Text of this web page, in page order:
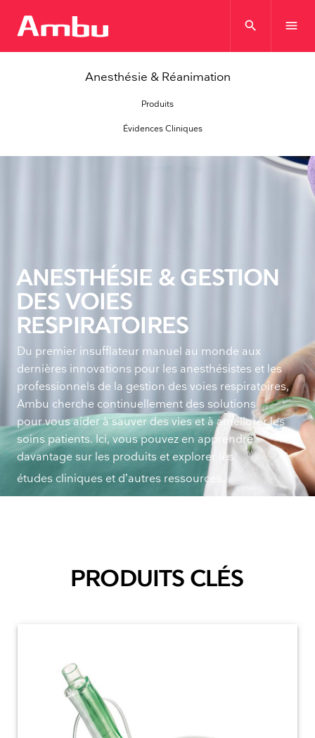
search menu
Anesthésie & Réanimation
Produits
Évidences Cliniques
ANESTHÉSIE & GESTION
DES VOIES
RESPIRATOIRES
Du premier insufflateur manuel au monde aux
dernières innovations pour les anesthésistes et les
professionnels de la gestion des voies respiratoires,
Ambu cherche continuellement des solutions
pour vous aider à sauver des vies et à améliorer les
soins patients. Ici, vous pouvez en apprendre
davantage sur les produits et explorer les
études cliniques et d’autres ressources.
PRODUITS CLÉS